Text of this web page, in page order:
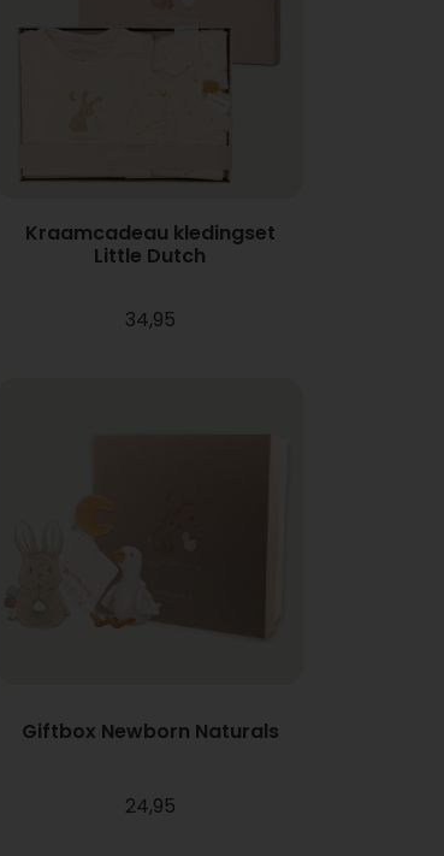
Kraamcadeau kledingset
Little Dutch
34,95
Giftbox Newborn Naturals
24,95